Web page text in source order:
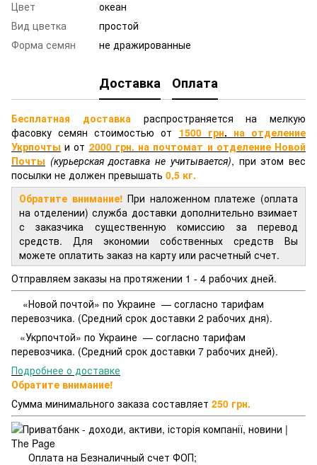
Цвет
океан
Вид цветка
простой
Форма семян
не дражированные
Доставка Оплата
Бесплатная доставка распространяется на мелкую
фасовку семян стоимостью от 1500 грн. на отделение
Укрпочты и от 2000 грн. на почтомат и отделение Новой
Почты (курьерская доставка не учитывается), при этом вес
посылки не должен превышать 0,5 кг.
Обратите внимание!При наложенном платеже (оплата
на отделении) служба доставки дополнительно взимает
с заказчика существенную комиссию за перевод
средств. Для экономии собственных средств Вы
можете оплатить заказ на карту или расчетный счет.
Отправляем заказы на протяжении 1 - 4 рабочих дней.
«Новой почтой» по Украине — согласно тарифам
перевозчика. (Средний срок доставки 2 рабочих дня).
«Укрпочтой» по Украине — согласно тарифам
перевозчика. (Средний срок доставки 7 рабочих дней).
Подробнее о доставке
Обратите внимание!
Сумма минимального заказа составляет 250 грн.
Оплата на Безналичный счет ФОП;